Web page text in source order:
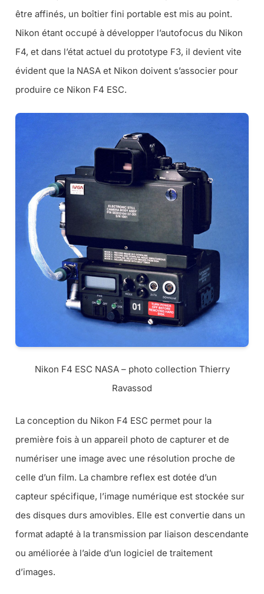
être affinés, un boîtier fini portable est mis au point.
Nikon étant occupé à développer l’autofocus du Nikon
F4, et dans l’état actuel du prototype F3, il devient vite
évident que la NASA et Nikon doivent s’associer pour
produire ce Nikon F4 ESC.
Nikon F4 ESC NASA – photo collection Thierry
Ravassod
La conception du Nikon F4 ESC permet pour la
première fois à un appareil photo de capturer et de
numériser une image avec une résolution proche de
celle d’un film. La chambre reflex est dotée d’un
capteur spécifique, l’image numérique est stockée sur
des disques durs amovibles. Elle est convertie dans un
format adapté à la transmission par liaison descendante
ou améliorée à l’aide d’un logiciel de traitement
d’images.